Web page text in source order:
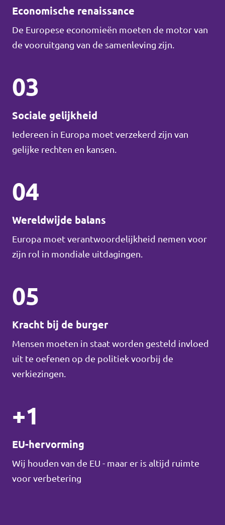
Economische renaissance
De Europese economieën moeten de motor van
de vooruitgang van de samenleving zijn.
03
Sociale gelijkheid
Iedereen in Europa moet verzekerd zijn van
gelijke rechten en kansen.
04
Wereldwijde balans
Europa moet verantwoordelijkheid nemen voor
zijn rol in mondiale uitdagingen.
05
Kracht bij de burger
Mensen moeten in staat worden gesteld invloed
uit te oefenen op de politiek voorbij de
verkiezingen.
+1
EU-hervorming
Wij houden van de EU - maar er is altijd ruimte
voor verbetering